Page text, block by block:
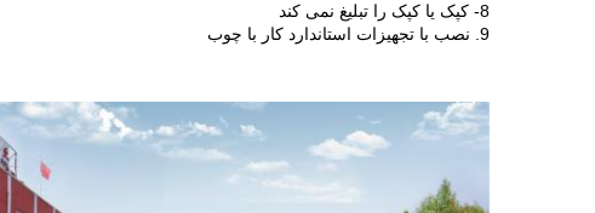
8- کپک یا کپک را تبلیغ نمی کند
9. نصب با تجهیزات استاندارد کار با چوب